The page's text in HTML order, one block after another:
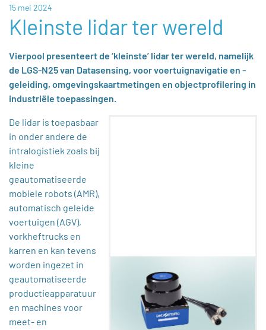
15 mei 2024
Kleinste lidar ter wereld
Vierpool presenteert de ‘kleinste’ lidar ter wereld, namelijk
de LGS-N25 van Datasensing, voor voertuignavigatie en -
geleiding, omgevingskaartmetingen en objectprofilering in
industriële toepassingen.
De lidar is toepasbaar
in onder andere de
intralogistiek zoals bij
kleine
geautomatiseerde
mobiele robots (AMR),
automatisch geleide
voertuigen (AGV),
vorkheftrucks en
karren en kan tevens
worden ingezet in
geautomatiseerde
productieapparatuur
en machines voor
meet- en